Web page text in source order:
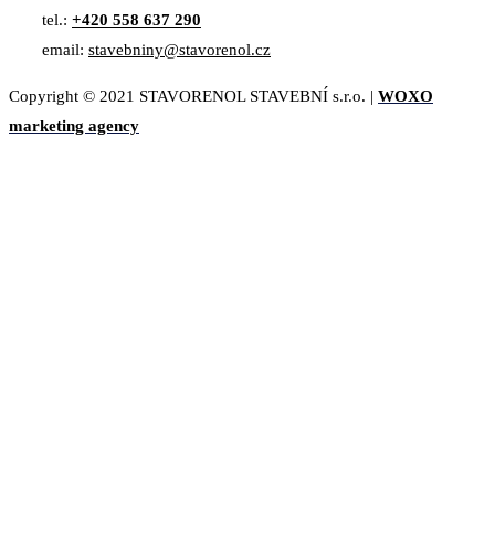
tel.: +420 558 637 290
email: stavebniny@stavorenol.cz
Copyright © 2021 STAVORENOL STAVEBNÍ s.r.o. | WOXO
marketing agency